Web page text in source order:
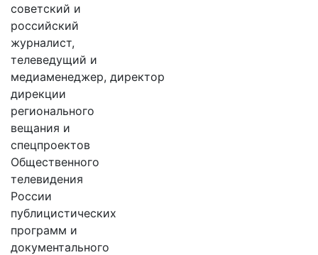
советский и
российский
журналист,
телеведущий и
медиаменеджер, директор
дирекции
регионального
вещания и
спецпроектов
Общественного
телевидения
России
публицистических
программ и
документального